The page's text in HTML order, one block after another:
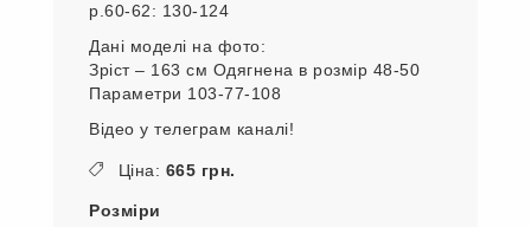
р.60-62: 130-124
Дані моделі на фото:
Зріст – 163 см Одягнена в розмір 48-50
Параметри 103-77-108
Відео у телеграм каналі!
Ціна: 665 грн.
Розміри